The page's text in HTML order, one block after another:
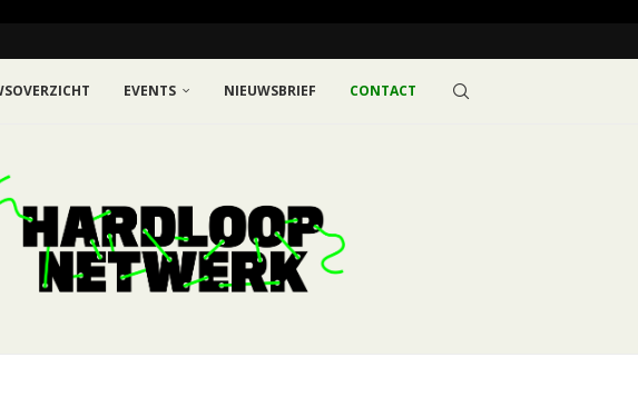
EVENTS NIEUWSBRIEF CONTACT